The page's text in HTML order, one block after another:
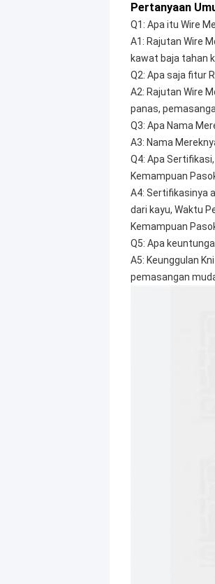
Pertanyaan
Q1: Apa itu Wire
A1: Rajutan Wire
kawat baja tahan
Q2: Apa saja fitur
A2: Rajutan Wire
panas,
Q3: Apa Nama
A3: Nama
Q4: Apa
Kemampuan
A4: Sertifikasinya
dari kayu, Waktu
Kemampuan
Q5: Apa
A5: Keunggulan
pemasangan